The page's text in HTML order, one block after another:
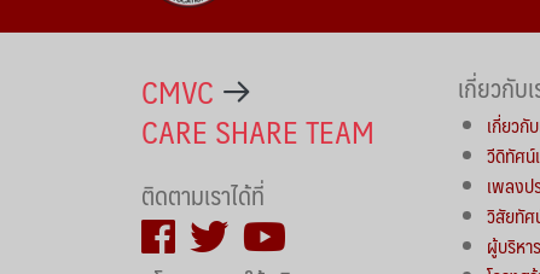
CMVC
CARE SHARE TEAM
ติดตามเราได้ที่
เกี่ยวกับ
เกี่ยวกั
วีดิทัศน์
เพลงป
วิสัยทั
ผู้บริห